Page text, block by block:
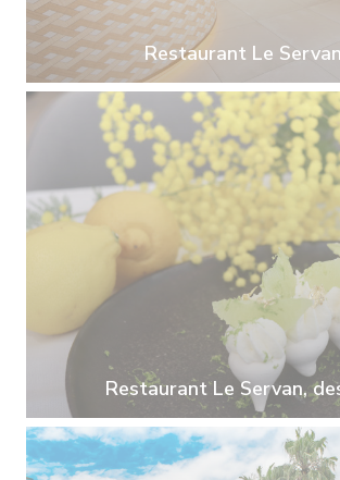
Restaurant Le Servan
Restaurant Le Servan,